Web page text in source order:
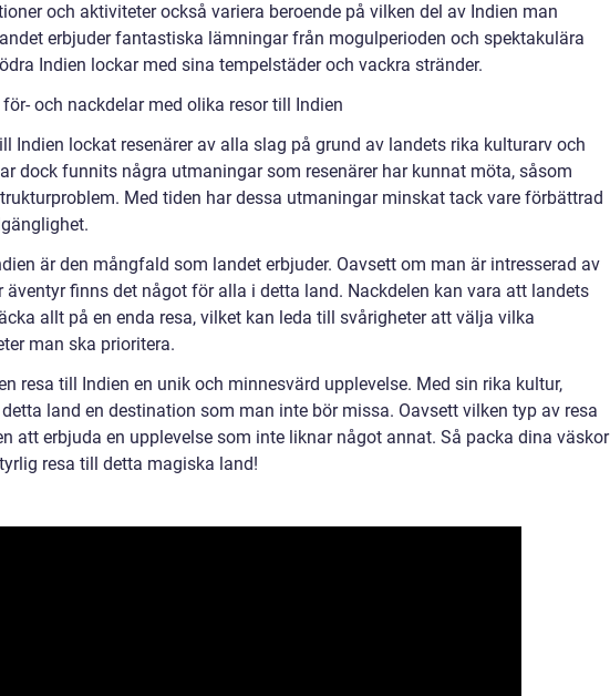
och aktiviteter också variera beroende på vilken del av Indien man
erbjuder fantastiska lämningar från mogulperioden och spektakulära
Indien lockar med sina tempelstäder och vackra stränder.
och nackdelar med olika resor till Indien
Indien lockat resenärer av alla slag på grund av landets rika kulturarv och
dock funnits några utmaningar som resenärer har kunnat möta, såsom
Med tiden har dessa utmaningar minskat tack vare förbättrad
är den mångfald som landet erbjuder. Oavsett om man är intresserad av
äventyr finns det något för alla i detta land. Nackdelen kan vara att landets
allt på en enda resa, vilket kan leda till svårigheter att välja vilka
man ska prioritera.
resa till Indien en unik och minnesvärd upplevelse. Med sin rika kultur,
land en destination som man inte bör missa. Oavsett vilken typ av resa
att erbjuda en upplevelse som inte liknar något annat. Så packa dina väskor
resa till detta magiska land!